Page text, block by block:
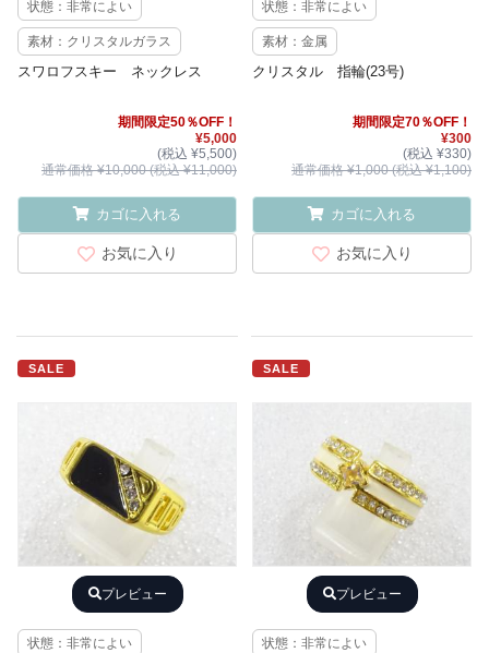
状態：非常によい
素材：クリスタルガラス
スワロフスキー ネックレス
期間限定50％OFF！
¥5,000
(税込 ¥5,500)
通常価格 ¥10,000 (税込 ¥11,000)
カゴに入れる
お気に入り
状態：非常によい
素材：金属
クリスタル 指輪(23号)
期間限定70％OFF！
¥300
(税込 ¥330)
通常価格 ¥1,000 (税込 ¥1,100)
カゴに入れる
お気に入り
SALE
プレビュー
状態：非常によい
SALE
プレビュー
状態：非常によい